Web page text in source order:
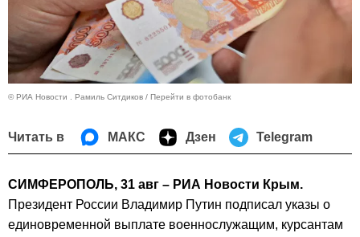
© РИА Новости . Рамиль Ситдиков Перейти в фотобанк
Читать в МАКС Дзен Telegram
СИМФЕРОПОЛЬ, 31 авг – РИА Новости Крым.
Президент России Владимир Путин подписал указы о
единовременной выплате военнослужащим, курсантам